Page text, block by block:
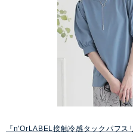
雑誌掲載アイテム
『n'OrLABEL接触冷感タックパフス